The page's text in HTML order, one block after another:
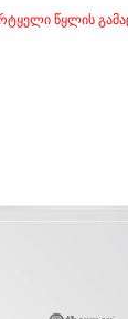
წყლის